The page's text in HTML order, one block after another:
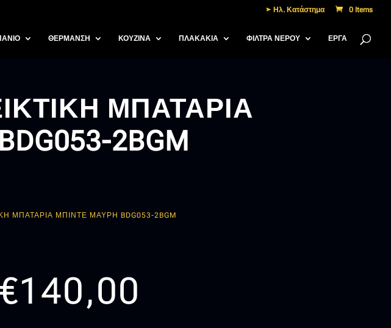
Ηλ. Κατάστημα 0 Items
ΘΕΡΜΑΝΣΗ ΚΟΥΖΙΝΑ ΠΛΑΚΑΚΙΑ ΦΙΛΤΡΑ ΝΕΡΟΥ ΈΡΓΑ
ΜΠΑΤΑΡΙΑ
2BGM
ΜΠΑΤΑΡΙΑ ΜΠΙΝΤΕ ΜΑΥΡΗ BDG053-2BGM
€140,00